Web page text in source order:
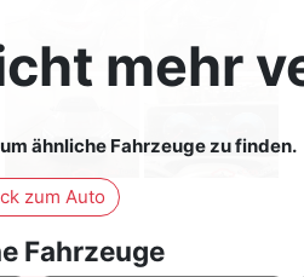
mehr
ähnliche Fahrzeuge zu finden.
zum Auto
Fahrzeuge